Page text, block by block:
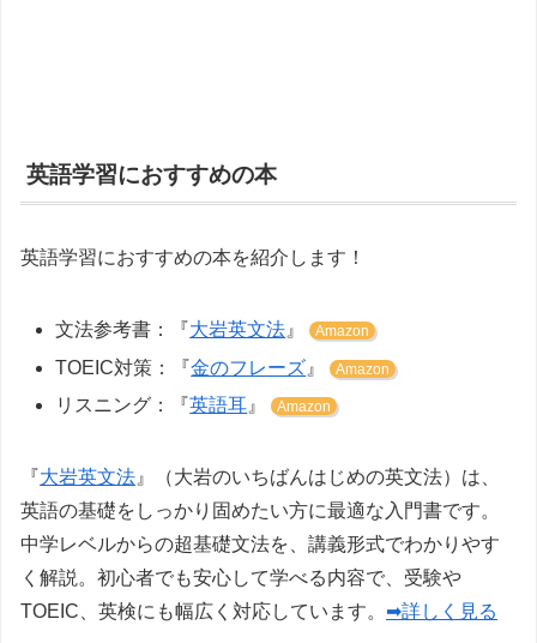
英語学習におすすめの本
英語学習におすすめの本を紹介します！
文法参考書：『大岩英文法』 Amazon
TOEIC対策：『金のフレーズ 』 Amazon
リスニング：『英語耳 』 Amazon
『大岩英文法 』（大岩のいちばんはじめの英文法）は、
英語の基礎をしっかり固めたい方に最適な入門書です。
中学レベルからの超基礎文法を、講義形式でわかりやす
く解説。初心者でも安心して学べる内容で、受験や
TOEIC、英検にも幅広く対応しています。 ➡詳しく見る